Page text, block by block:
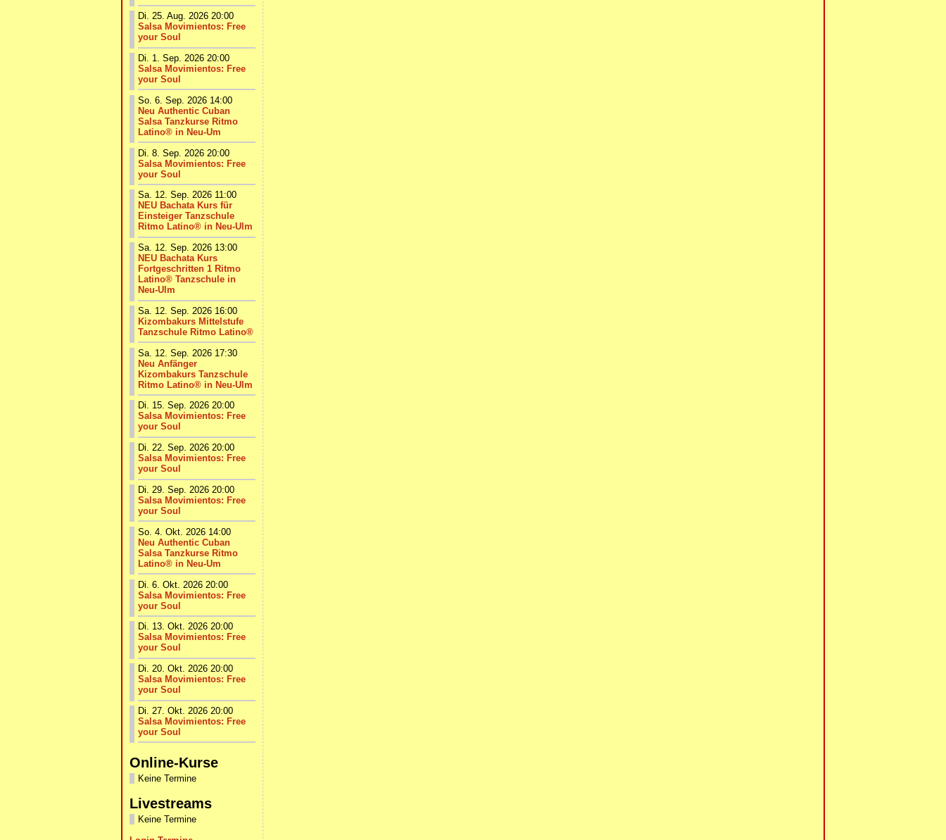
Di. 25. Aug. 2026 20:00
Salsa Movimientos: Free
your Soul
Di. 1. Sep. 2026 20:00
Salsa Movimientos: Free
your Soul
So. 6. Sep. 2026 14:00
Neu Authentic Cuban
Salsa Tanzkurse Ritmo
Latino® in Neu-Um
Di. 8. Sep. 2026 20:00
Salsa Movimientos: Free
your Soul
Sa. 12. Sep. 2026 11:00
NEU Bachata Kurs für
Einsteiger Tanzschule
Ritmo Latino® in Neu-Ulm
Sa. 12. Sep. 2026 13:00
NEU Bachata Kurs
Fortgeschritten 1 Ritmo
Latino® Tanzschule in
Neu-Ulm
Sa. 12. Sep. 2026 16:00
Kizombakurs Mittelstufe
Tanzschule Ritmo Latino®
Sa. 12. Sep. 2026 17:30
Neu Anfänger
Kizombakurs Tanzschule
Ritmo Latino® in Neu-Ulm
Di. 15. Sep. 2026 20:00
Salsa Movimientos: Free
your Soul
Di. 22. Sep. 2026 20:00
Salsa Movimientos: Free
your Soul
Di. 29. Sep. 2026 20:00
Salsa Movimientos: Free
your Soul
So. 4. Okt. 2026 14:00
Neu Authentic Cuban
Salsa Tanzkurse Ritmo
Latino® in Neu-Um
Di. 6. Okt. 2026 20:00
Salsa Movimientos: Free
your Soul
Di. 13. Okt. 2026 20:00
Salsa Movimientos: Free
your Soul
Di. 20. Okt. 2026 20:00
Salsa Movimientos: Free
your Soul
Di. 27. Okt. 2026 20:00
Salsa Movimientos: Free
your Soul
Online-Kurse
Keine Termine
Livestreams
Keine Termine